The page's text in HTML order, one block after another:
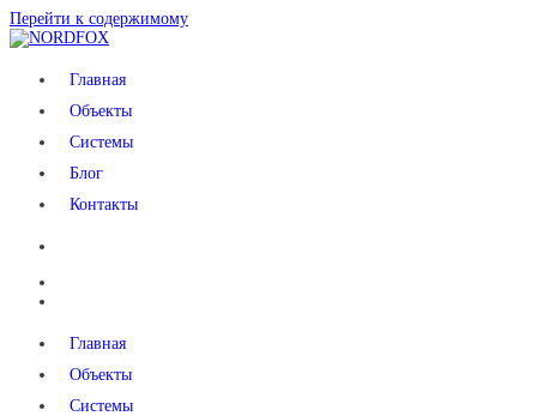
Перейти к содержимому
NORDFOXГлавная
Объекты
Системы
Блог
Контакты
Главная
Объекты
Системы